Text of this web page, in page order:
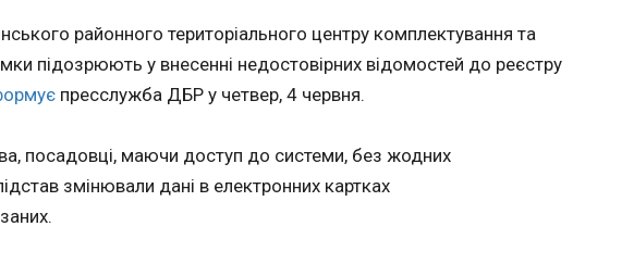
та допомагали чоловікам призовного віку незаконно
територію України. Вони шукали охочих виїхати за
кордон, координували їхні дії через Telegram та
доставлення до прикордонних районів
44,25
євро
районного територіального центру комплектування та
підозрюють у внесенні недостовірних відомостей до реєстру
пресслужба ДБР у четвер, 4 червня.
посадовці, маючи доступ до системи, без жодних
змінювали дані в електронних картках